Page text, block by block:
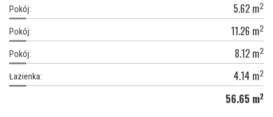
Pokój: 5.62 m2
Pokój: 11.26 m2
Pokój: 8.12 m2
Łazienka: 4.14 m2
56.65 m2